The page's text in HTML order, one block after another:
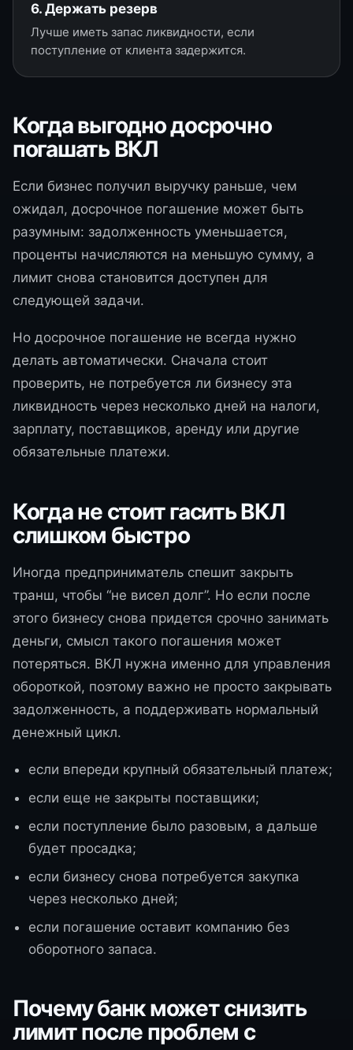
6. Держать резерв
Лучше иметь запас ликвидности, если
поступление от клиента задержится.
Когда выгодно досрочно
погашать ВКЛ
Если бизнес получил выручку раньше, чем
ожидал, досрочное погашение может быть
разумным: задолженность уменьшается,
проценты начисляются на меньшую сумму, а
лимит снова становится доступен для
следующей задачи.
Но досрочное погашение не всегда нужно
делать автоматически. Сначала стоит
проверить, не потребуется ли бизнесу эта
ликвидность через несколько дней на налоги,
зарплату, поставщиков, аренду или другие
обязательные платежи.
Когда не стоит гасить ВКЛ
слишком быстро
Иногда предприниматель спешит закрыть
транш, чтобы “не висел долг”. Но если после
этого бизнесу снова придется срочно занимать
деньги, смысл такого погашения может
потеряться. ВКЛ нужна именно для управления
обороткой, поэтому важно не просто закрывать
задолженность, а поддерживать нормальный
денежный цикл.
если впереди крупный обязательный платеж;
если еще не закрыты поставщики;
если поступление было разовым, а дальше
будет просадка;
если бизнесу снова потребуется закупка
через несколько дней;
если погашение оставит компанию без
оборотного запаса.
Почему банк может снизить
лимит после проблем с